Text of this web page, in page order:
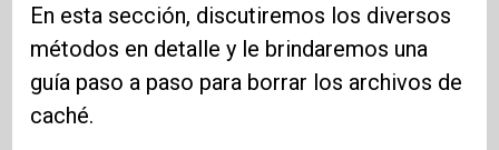
En esta sección, discutiremos los diversos
métodos en detalle y le brindaremos una
guía paso a paso para borrar los archivos de
caché.